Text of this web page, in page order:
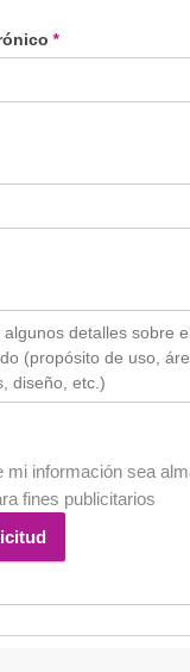
*
mi información sea
fines publicitarios